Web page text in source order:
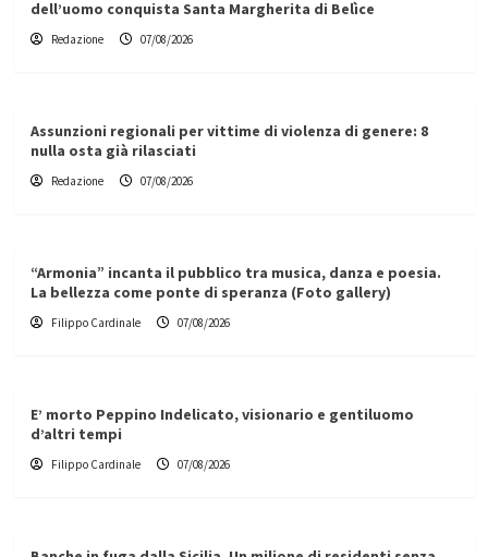
dell’uomo conquista Santa Margherita di Belìce
Redazione 07/08/2026
Assunzioni regionali per vittime di violenza di genere: 8
nulla osta già rilasciati
Redazione 07/08/2026
“Armonia” incanta il pubblico tra musica, danza e poesia.
La bellezza come ponte di speranza (Foto gallery)
Filippo Cardinale 07/08/2026
E’ morto Peppino Indelicato, visionario e gentiluomo
d’altri tempi
Filippo Cardinale 07/08/2026